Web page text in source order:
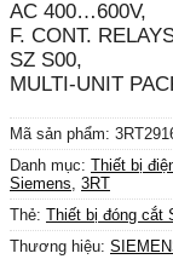
AC 400…600V,
F. CONT.
SZ S00,
MULTI-UNIT
Mã sản phẩm:
Danh mục: Thiết bị
Siemens 3RT
Thẻ: Thiết bị đóng cắt
Thương hiệu: